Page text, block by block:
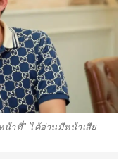
น้าที่" ได้อ่านมีหน้าเสีย